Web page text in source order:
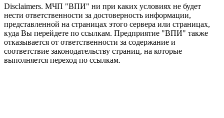
Disclaimers. МЧП "ВПИ" ни при каких условиях не будет
нести ответственности за достоверность информации,
представленной на страницах этого сервера или страницах,
куда Вы перейдете по ссылкам. Предприятие "ВПИ" также
отказывается от ответственности за содержание и
соответствие законодательству страниц, на которые
выполняется переход по ссылкам.